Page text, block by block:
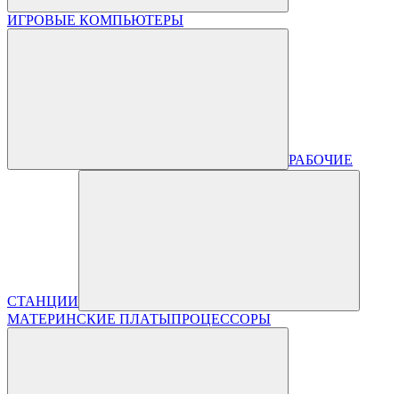
ИГРОВЫЕ КОМПЬЮТЕРЫ
РАБОЧИЕ
СТАНЦИИ
МАТЕРИНСКИЕ ПЛАТЫПРОЦЕССОРЫ